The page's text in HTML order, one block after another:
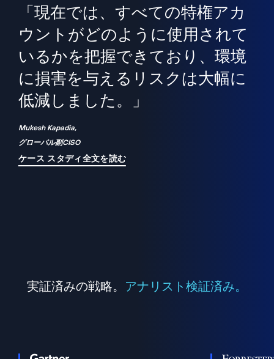
「現在では、すべての特権アカ
ウントがどのように使用されて
いるかを把握できており、環境
に損害を与えるリスクは大幅に
低減しました。」
Mukesh Kapadia,
グローバル副CISO
ケース スタディ全文を読む
実証済みの戦略。 アナリスト検証済み。